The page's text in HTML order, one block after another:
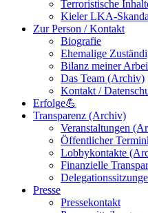
Terroristische
Kieler LKA-
Zur Person / Kontakt
Biografie
Ehemalige
Bilanz meiner
Das Team (Archiv)
Kontakt /
Erfolge💪
Transparenz (Archiv)
Veranstaltungen
Öffentlicher
Lobbykontakte
Finanzielle
Presse
Pressekontakt